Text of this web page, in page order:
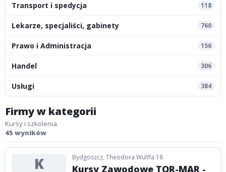
Transport i spedycja 118
Lekarze, specjaliści, gabinety 760
Prawo i Administracja 156
Handel 306
Usługi 384
Firmy w kategorii
Kursy i szkolenia
45 wyników
K Bydgoszcz, Theodora Wulffa 18
Kursy Zawodowe TOR-MAR -